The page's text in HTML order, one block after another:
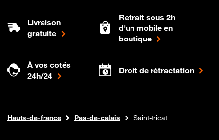
Livraison
gratuite
Retrait sous 2h
d'un mobile en
boutique
À vos cotés
24h/24
Droit de rétractation
Boutique Orange
Internet fibre
Hauts-de-france Pas-de-calais Saint-tricat